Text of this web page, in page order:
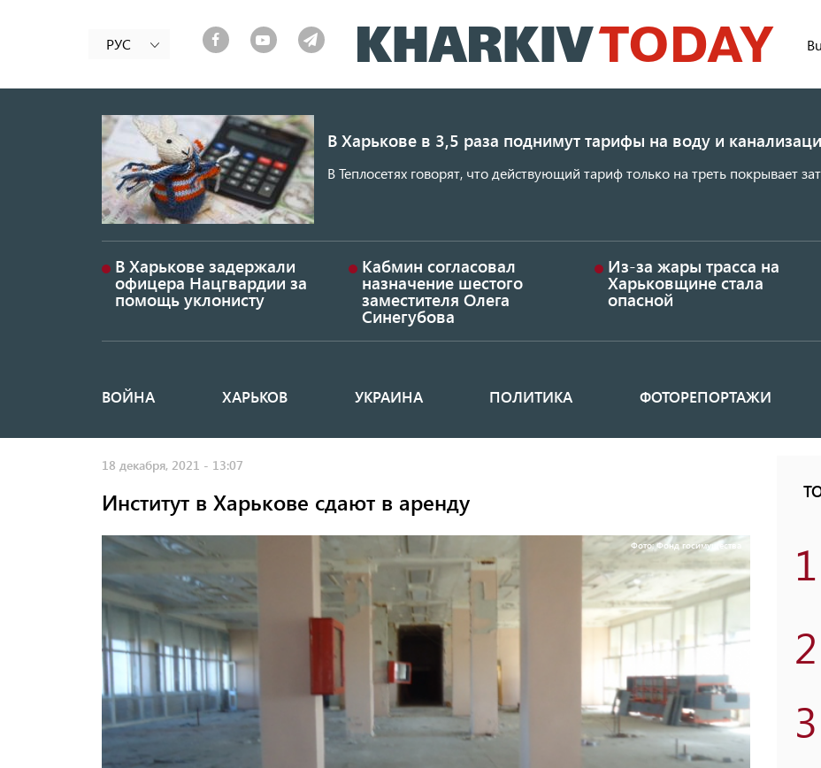
к
основному
РУС
В Харькове в 3,5 раза поднимут тарифы на воду и
В Теплосетях говорят, что действующий тариф только на треть покрывает
В Харькове задержали
офицера Нацгвардии за
помощь уклонисту
Кабмин согласовал
назначение шестого
заместителя Олега
Синегубова
Из-за жары трасса на
Харьковщине стала
опасной
Основная
ВОЙНА ХАРЬКОВ УКРАИНА ПОЛИТИКА ФОТОРЕПОРТАЖИ
18 декабря, 2021 - 13:07
Институт в Харькове сдают в аренду
Фото: Фонд госимущества 1
2
3